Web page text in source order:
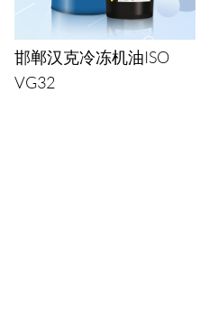
邯郸汉克冷冻机油ISO
VG32